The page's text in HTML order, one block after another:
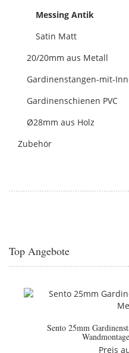
Messing Antik
Satin Matt
20/20mm aus Metall
Gardinenstangen-mit-
Gardinenschienen PVC
Ø28mm aus Holz
Zubehör
Top Angebote
Sento 25mm
Preis